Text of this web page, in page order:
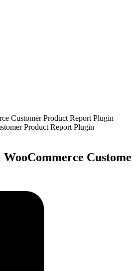
Customer Product Report Plugin